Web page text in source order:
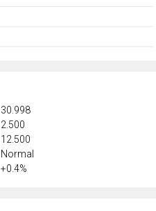
30.998
2.500
12.500
Normal
+0.4%